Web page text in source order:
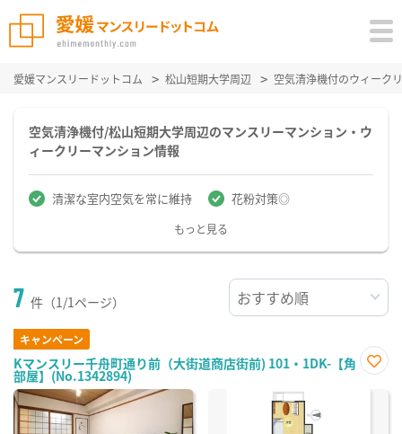
愛媛マンスリードットコム 松山短期大学周辺 空気清浄機付のウィーク
空気清浄機付/松山短期大学周辺のマンスリーマンション・ウ
ィークリーマンション情報
清潔な室内空気を常に維持 花粉対策◎
もっと見る
7 件（1/1ページ）
キャンペーン
Kマンスリー千舟町通り前（大街道商店街前) 101・1DK-【角
部屋】(No.1342894)
に入